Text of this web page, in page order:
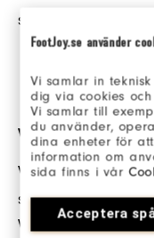
FootJoy.se använder
Vi samlar in
dig via cookies
Vi samlar till
du använder,
dina enheter för
information om
sida finns i vår
Acceptera
stänger ute kyla.
VÄRME + VINDTÄT
Vattentät
struktureradnylon
Weather-Shield ™